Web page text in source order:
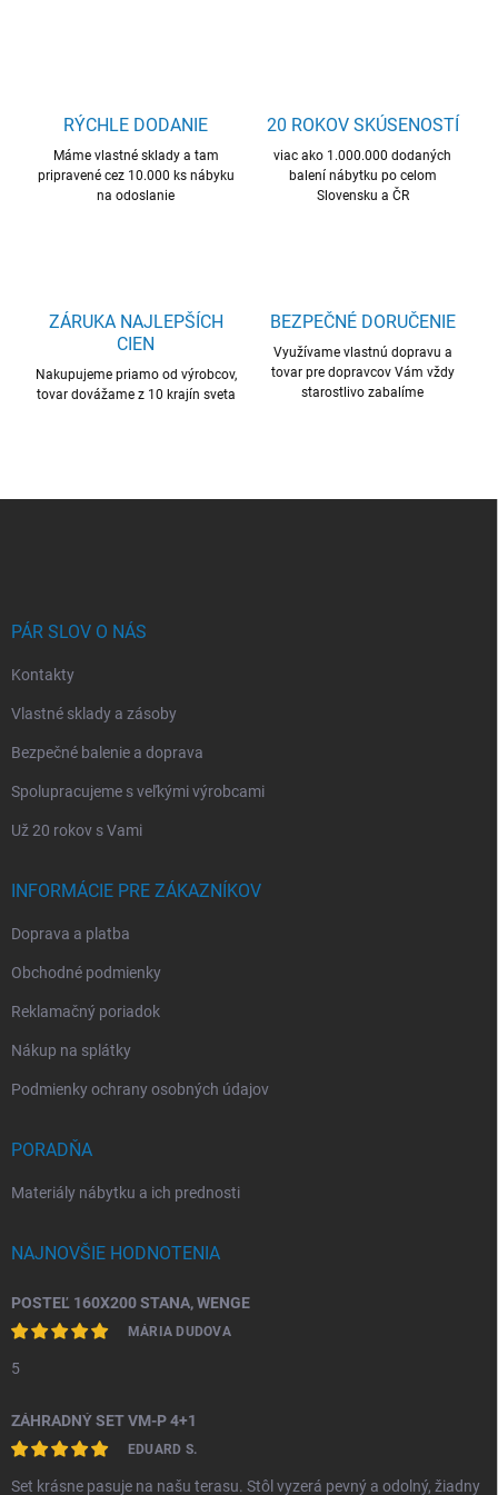
RÝCHLE DODANIE
Máme vlastné sklady a tam
pripravené cez 10.000 ks nábyku
na odoslanie
20 ROKOV SKÚSENOSTÍ
viac ako 1.000.000 dodaných
balení nábytku po celom
Slovensku a ČR
ZÁRUKA NAJLEPŠÍCH
CIEN
Nakupujeme priamo od výrobcov,
tovar dovážame z 10 krajín sveta
BEZPEČNÉ DORUČENIE
Využívame vlastnú dopravu a
tovar pre dopravcov Vám vždy
starostlivo zabalíme
PÁR SLOV O NÁS
Kontakty
Vlastné sklady a zásoby
Bezpečné balenie a doprava
Spolupracujeme s veľkými výrobcami
Už 20 rokov s Vami
INFORMÁCIE PRE ZÁKAZNÍKOV
Doprava a platba
Obchodné podmienky
Reklamačný poriadok
Nákup na splátky
Podmienky ochrany osobných údajov
PORADŇA
Materiály nábytku a ich prednosti
NAJNOVŠIE HODNOTENIA
POSTEĽ 160X200 STANA, WENGE
MÁRIA DUDOVA
5
ZÁHRADNÝ SET VM-P 4+1
EDUARD S.
Set krásne pasuje na našu terasu. Stôl vyzerá pevný a odolný, žiadny